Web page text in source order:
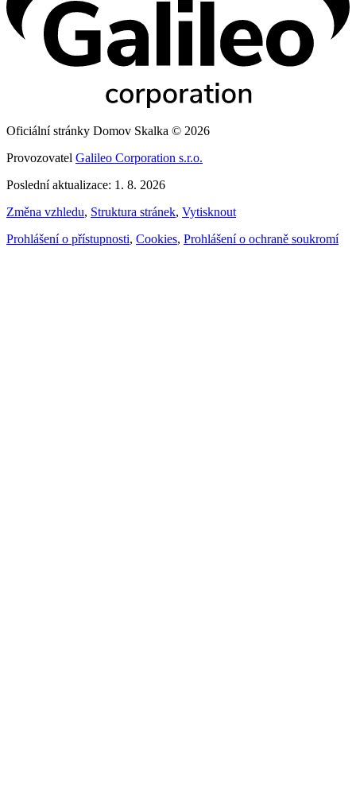
Oficiální stránky Domov Skalka © 2026
Provozovatel Galileo Corporation s.r.o.
Poslední aktualizace: 1. 8. 2026
Změna vzhledu, Struktura stránek, Vytisknout
Prohlášení o přístupnosti, Cookies, Prohlášení o ochraně soukromí